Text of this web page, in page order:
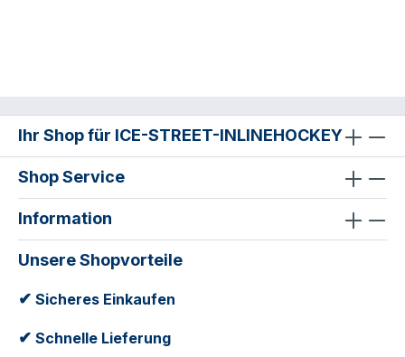
Ihr Shop für ICE-STREET-INLINEHOCKEY
Shop Service
Information
Unsere Shopvorteile
✔ Sicheres Einkaufen
✔ Schnelle Lieferung